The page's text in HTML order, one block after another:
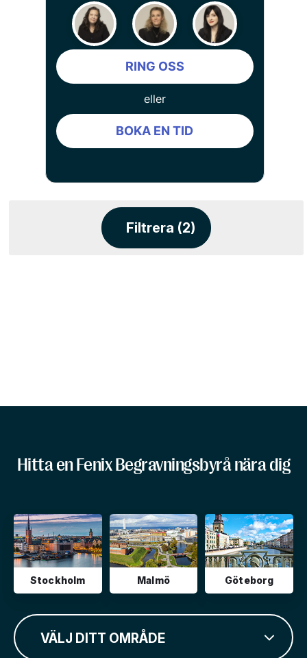
RING OSS
eller
BOKA EN TID
Filtrera (2)
Hitta en Fenix Begravningsbyrå nära dig
Stockholm Malmö Göteborg
VÄLJ DITT OMRÅDE